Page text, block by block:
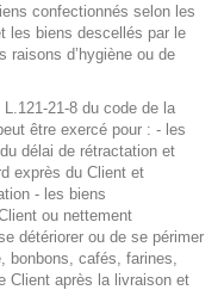
confectionnés selon les
les biens descellés par le
raisons d’hygiène ou de
21-8 du code de la
être exercé pour : - les
délai de rétractation et
exprès du Client et
- les biens
ou nettement
détériorer ou de se périmer
bonbons, cafés, farines,
Client après la livraison et